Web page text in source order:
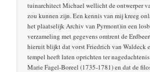
tuinarchitect Michael wellicht de ontwerper
zou kunnen zijn. Een kennis van mij kreeg
het plaatselijk Archiv van Pyrmont)in een
verzameling met gegevens omtrent de
hieruit blijkt dat vorst Friedrich van Waldeck
tempel heeft laten oprichten ter
Marie Fagel-Boreel (1735-1781) en dat de